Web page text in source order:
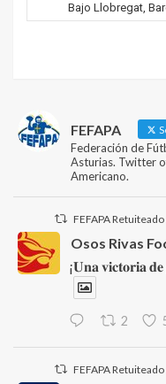
Bajo Llobregat,
FEFAPA
Federación de
Asturias. Twitter
Americano.
FEFAPA Retuiteado
Osos Rivas
¡𝐔𝐧𝐚 𝐯𝐢𝐜𝐭𝐨𝐫𝐢𝐚
2
FEFAPA Retuiteado